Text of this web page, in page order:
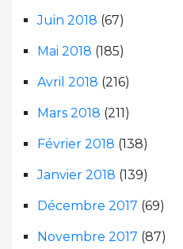
Juin 2018 (67)
Mai 2018 (185)
Avril 2018 (216)
Mars 2018 (211)
Février 2018 (138)
Janvier 2018 (139)
Décembre 2017 (69)
Novembre 2017 (87)